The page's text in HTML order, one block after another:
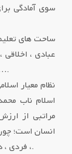
سوي آمادگی
عبادي ،
و هنري –اقتصادي و حرفه
اسلام ناب
مراتبی از
انسان است؛
، فردي ، دنیوي ، اخروي ، مادي و معنوي توجه دارد.